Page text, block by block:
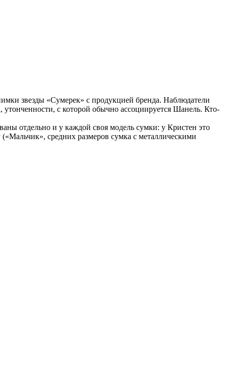
звезды «Сумерек» с продукцией бренда. Наблюдатели
утонченности, с которой обычно ассоциируется Шанель. Кто-
отдельно и у каждой своя модель сумки: у Кристен это
средних размеров сумка с металлическими